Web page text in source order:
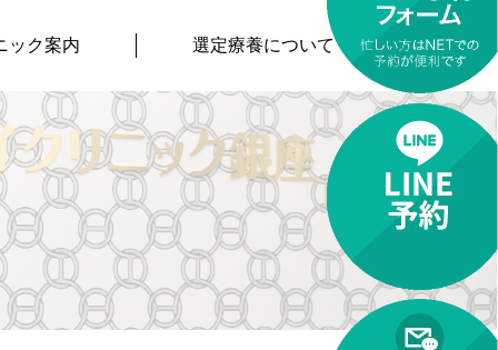
ック案内 選定療養について